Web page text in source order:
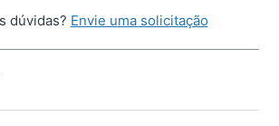
dúvidas? Envie uma solicitação